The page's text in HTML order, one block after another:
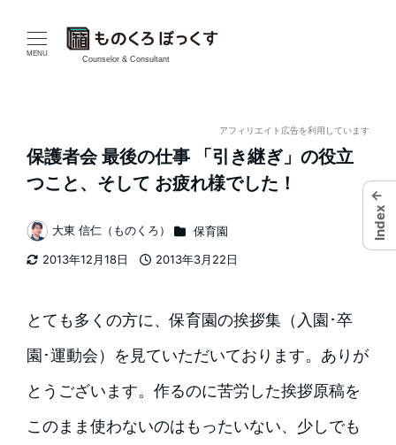
MENU
Counselor & Consultant
アフィリエイト広告を利用しています
保護者会 最後の仕事 「引き継ぎ」の役立
つこと、そして お疲れ様でした！
2013年12月18日
2013年3月22日
著
者
大東 信仁（ものくろ） カテゴリー
保育園
とても多くの方に、保育園の挨拶集（入園･卒
園･運動会）を見ていただいております。ありが
とうございます。作るのに苦労した挨拶原稿を
このまま使わないのはもったいない、少しでも
←
Index